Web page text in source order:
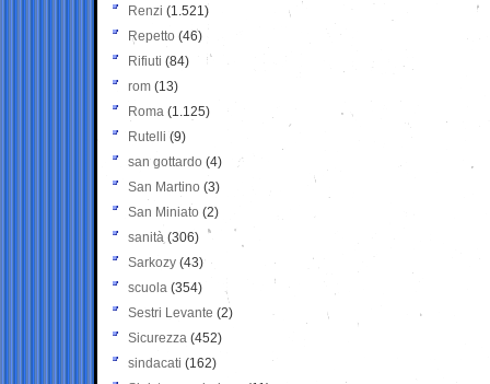
Renzi (1.521)
Repetto (46)
Rifiuti (84)
rom (13)
Roma (1.125)
Rutelli (9)
san gottardo (4)
San Martino (3)
San Miniato (2)
sanità (306)
Sarkozy (43)
scuola (354)
Sestri Levante (2)
Sicurezza (452)
sindacati (162)